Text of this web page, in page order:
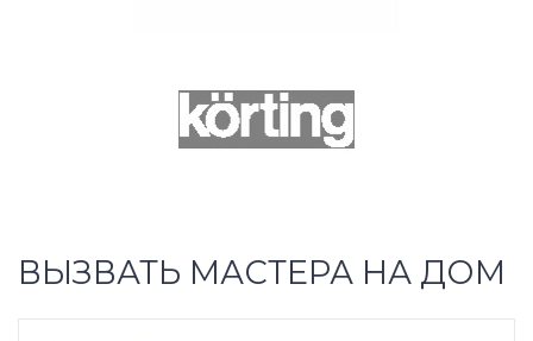
ВЫЗВАТЬ МАСТЕРА НА ДОМ